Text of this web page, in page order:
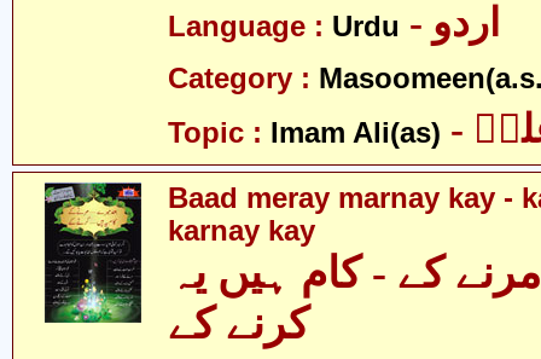
Language : Urdu - اردو
Category :
Topic : Imam Ali(as)
Baad meray marnay kay -
karnay kay
کے - کام ہیں یہ
کرنے کے